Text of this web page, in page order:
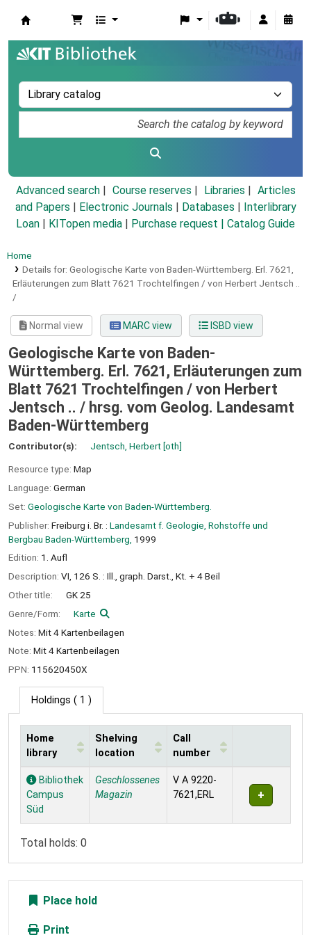
Advanced search Course reserves Libraries
Articles
and Papers
Electronic Journals Databases
Interlibrary
Loan
KITopen media Purchase request | Catalog Guide
Home
Details for: Geologische Karte von Baden-Württemberg. Erl. 7621,
Erläuterungen zum Blatt 7621 Trochtelfingen / von Herbert Jentsch ..
/
Normal view MARC view ISBD view
Geologische Karte von Baden-
Württemberg. Erl. 7621, Erläuterungen zum
Blatt 7621 Trochtelfingen / von Herbert
Jentsch .. / hrsg. vom Geolog. Landesamt
Baden-Württemberg
Contributor(s): Jentsch, Herbert [oth]
Resource type: Map
Language: German
Set: Geologische Karte von Baden-Württemberg.
Publisher: Freiburg i. Br. : Landesamt f. Geologie, Rohstoffe und
Bergbau Baden-Württemberg, 1999
Edition: 1. Aufl
Description: VI, 126 S. : Ill., graph. Darst., Kt. + 4 Beil
Other title:
GK 25
Genre/Form:
Karte
Notes: Mit 4 Kartenbeilagen
Note: Mit 4 Kartenbeilagen
PPN: 115620450X
Holdings ( 1 )
Holdings
Home
library
Shelving
location
Call
number
Bibliothek
Campus
Süd
Geschlossenes
Magazin
V A 9220-
7621,ERL
Total holds: 0
Place hold
Print